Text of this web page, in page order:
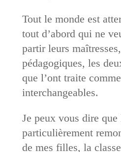
Tout le monde est
tout d’abord qui ne
partir leurs
pédagogiques, les
que l’ont traite
interchangeables.
Je peux vous dire que
particulièrement
de mes filles, la